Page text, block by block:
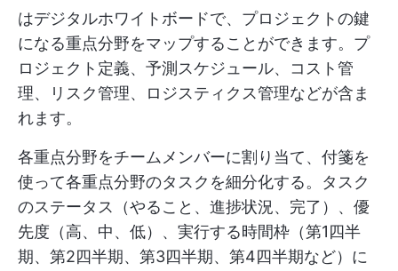
はデジタルホワイトボードで、プロジェクトの鍵
になる重点分野をマップすることができます。プ
ロジェクト定義、予測スケジュール、コスト管
理、リスク管理、ロジスティクス管理などが含ま
れます。
各重点分野をチームメンバーに割り当て、付箋を
使って各重点分野のタスクを細分化する。タスク
のステータス（やること、進捗状況、完了）、優
先度（高、中、低）、実行する時間枠（第1四半
期、第2四半期、第3四半期、第4四半期など）に